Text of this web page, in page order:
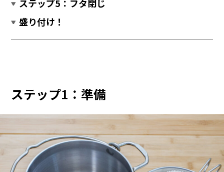
ステップ5：フタ閉じ
盛り付け！
ステップ1：準備